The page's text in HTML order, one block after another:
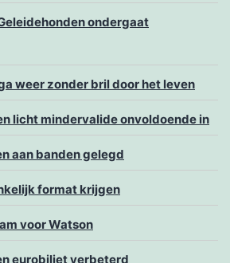
ondergaat
weer zonder bril door het leven
licht mindervalide onvoldoende in
aan banden gelegd
format krijgen
voor Watson
eurobiljet verbeterd